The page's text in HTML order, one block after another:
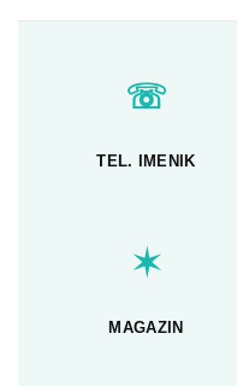
☏
TEL. IMENIK
✶
MAGAZIN